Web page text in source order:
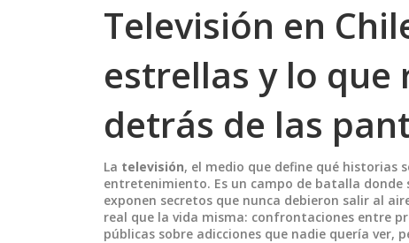
Televisión en
estrellas y lo que
detrás de las
La televisión, el medio que define qué historias
entretenimiento. Es un campo de batalla donde
exponen secretos que nunca debieron salir al
real que la vida misma: confrontaciones entre
públicas sobre adicciones que nadie quería ver,